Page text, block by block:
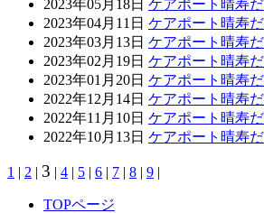
2023年05月18日 ケアポート晴寿
2023年04月11日 ケアポート晴寿
2023年03月13日 ケアポート晴寿
2023年02月19日 ケアポート晴寿
2023年01月20日 ケアポート晴寿
2022年12月14日 ケアポート晴寿
2022年11月10日 ケアポート晴寿
2022年10月13日 ケアポート晴寿
1 | 2 | 3 | 4 | 5 | 6 | 7 | 8 | 9 |
TOPページ